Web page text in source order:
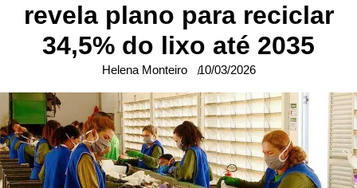
revela plano para reciclar
34,5% do lixo até 2035
Helena Monteiro 10/03/2026